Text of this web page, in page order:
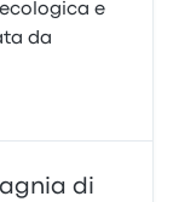
e
da
di